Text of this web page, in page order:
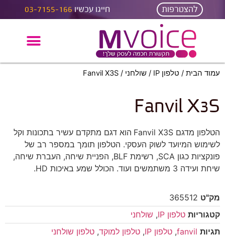
להצטרפות חייגו עכשיו03-7155-166
עמוד הבית / טלפון IP / שולחני / Fanvil X3S
Fanvil X3S
הטלפון מדגם Fanvil X3S
הוא דגם מתקדם עשיר בתכונות וקל
לשימוש המיועד לשוק העסקי. הטלפון תומך במספר רב של
פונקציות כגון SCA, רשימת BLF, הפניית שיחה, העברת שיחה,
שיחת ועידה 3 משתמשים ועוד. הכולל שמע באיכות HD.
מק"ט 365512
קטגוריות טלפון IP , שולחני
תגיות fanvil
, טלפון IP , טלפון למוקד, טלפון שולחני